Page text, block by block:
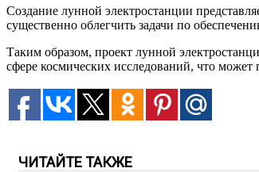
Создание лунной электростанции
существенно облегчить задачи по
Таким образом, проект лунной
сфере космических исследований, что
ЧИТАЙТЕ ТАКЖЕ